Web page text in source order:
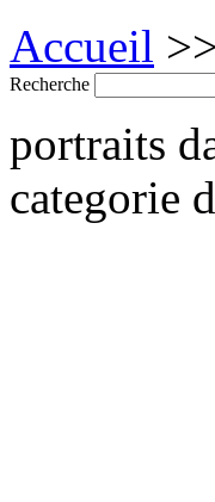
Accueil
Recherche
portraits
categorie